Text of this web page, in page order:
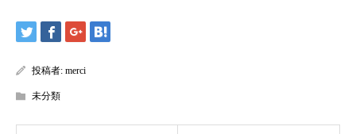
投稿者: merci
未分類